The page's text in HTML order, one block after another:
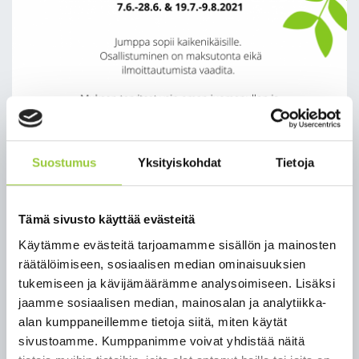
Suostumus Yksityiskohdat Tietoja
Tämä sivusto käyttää evästeitä
Käytämme evästeitä tarjoamamme sisällön ja mainosten
räätälöimiseen, sosiaalisen median ominaisuuksien
tukemiseen ja kävijämäärämme analysoimiseen. Lisäksi
jaamme sosiaalisen median, mainosalan ja analytiikka-
alan kumppaneillemme tietoja siitä, miten käytät
sivustoamme. Kumppanimme voivat yhdistää näitä
Puistojumppaa
Kontiomäessä